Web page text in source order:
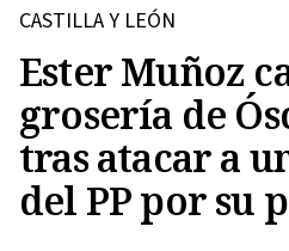
CASTILLA Y LEÓN
Ester Muñoz
grosería de
tras atacar a
del PP por su